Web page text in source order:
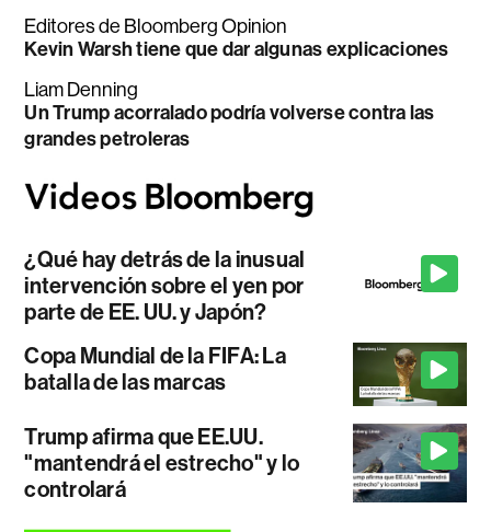
Editores de Bloomberg Opinion
Kevin Warsh tiene que dar algunas explicaciones
Liam Denning
Un Trump acorralado podría volverse contra las
grandes petroleras
¿Qué hay detrás de la inusual
intervención sobre el yen por
parte de EE. UU. y Japón?
Copa Mundial de la FIFA: La
batalla de las marcas
Trump afirma que EE.UU.
"mantendrá el estrecho" y lo
controlará